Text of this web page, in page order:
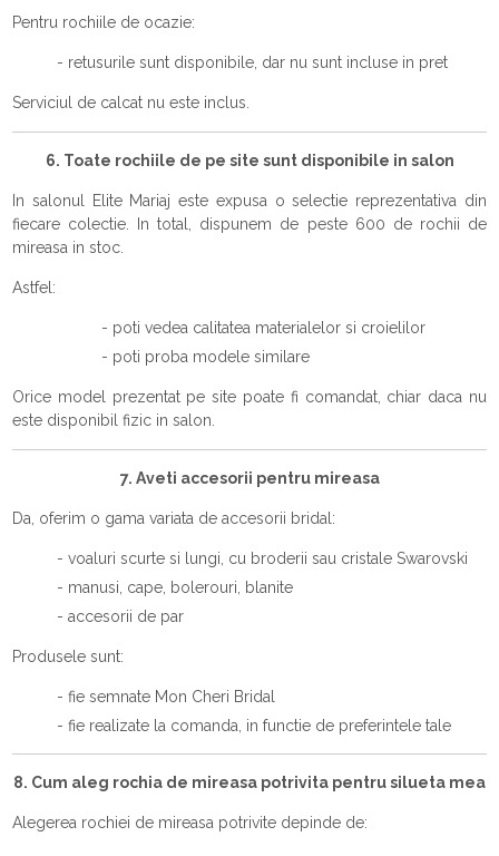
Pentru rochiile de ocazie:
- retusurile sunt disponibile, dar nu sunt incluse in pret
Serviciul de calcat nu este inclus.
6. Toate rochiile de pe site sunt disponibile in salon
In salonul Elite Mariaj este expusa o selectie reprezentativa din
fiecare colectie. In total, dispunem de peste 600 de rochii de
mireasa in stoc.
Astfel:
- poti vedea calitatea materialelor si croielilor
- poti proba modele similare
Orice model prezentat pe site poate fi comandat, chiar daca nu
este disponibil fizic in salon.
7. Aveti accesorii pentru mireasa
Da, oferim o gama variata de accesorii bridal:
- voaluri scurte si lungi, cu broderii sau cristale Swarovski
- manusi, cape, bolerouri, blanite
- accesorii de par
Produsele sunt:
- fie semnate Mon Cheri Bridal
- fie realizate la comanda, in functie de preferintele tale
8. Cum aleg rochia de mireasa potrivita pentru silueta mea
Alegerea rochiei de mireasa potrivite depinde de: